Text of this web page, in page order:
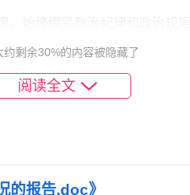
、农村“三资”管理、“百姓问
*万人次；监管各类资金*亿
。在逗硬查处曝光问题同时
改”类问题，发放《责令整改
约剩余30%的内容被隐藏了
阅读全文
的报告.doc》